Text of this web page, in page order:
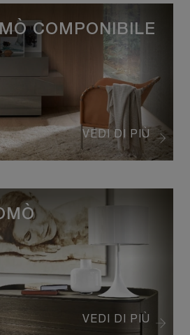
VEDI DI PIÙ
COMPONIBILE
VEDI DI PIÙ